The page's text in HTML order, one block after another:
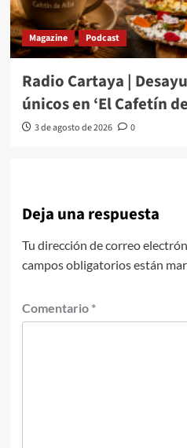
Magazine Podcast
Radio Cartaya |
únicos en ‘El Cafetín
3 de agosto de 2026 0
Deja una respuesta
Tu dirección de correo
campos obligatorios están
Comentario *